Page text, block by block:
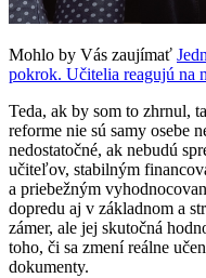
Mohlo by Vás zaujímať
pokrok. Učitelia reagujú na
Teda, ak by som to zhrnul,
reforme nie sú samy osebe
nedostatočné, ak nebudú
učiteľov, stabilným
a priebežným
dopredu aj v základnom a
zámer, ale jej skutočná
toho, či sa zmení reálne
dokumenty.